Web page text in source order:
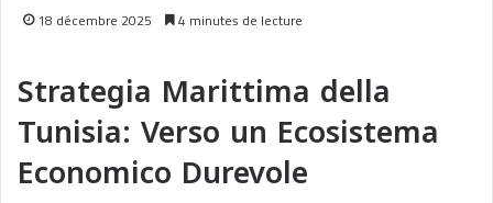
18 décembre 2025 4 minutes de lecture
Strategia Marittima della
Tunisia: Verso un Ecosistema
Economico Durevole